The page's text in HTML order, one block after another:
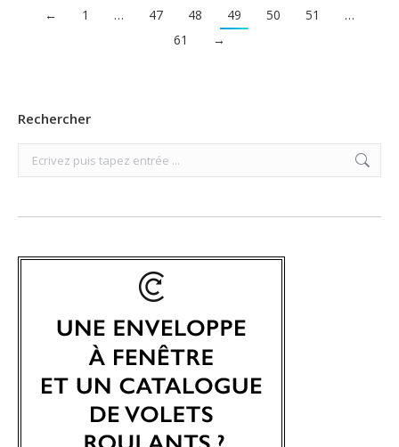
← 1 … 47 48 49 50 51
…
61
→
Rechercher
Search: